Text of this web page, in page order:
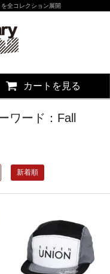
全コレクション展開
カートを見る
ワード：Fall
新着順